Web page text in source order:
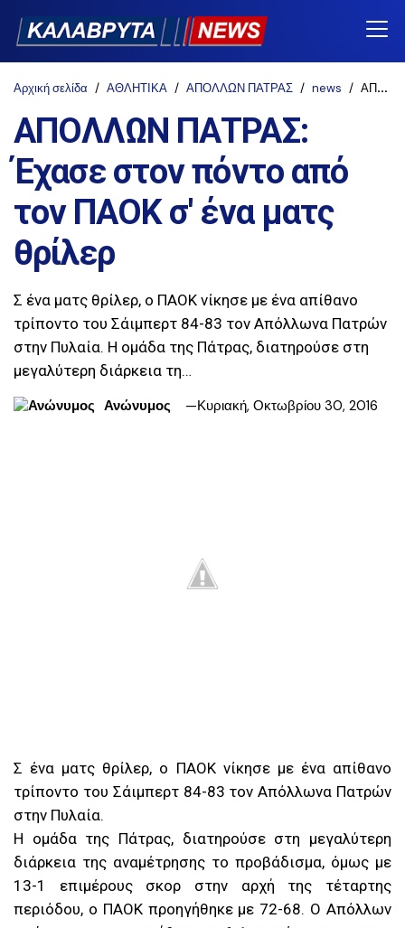
Αρχική σελίδα ΑΘΛΗΤΙΚΑ ΑΠΟΛΛΩΝ ΠΑΤΡΑΣ news ΑΠΟΛΛΩΝ ΠΑΤΡΑΣ: Έχασε στον πόντο από τον ΠΑΟΚ σ' ένα ματς θρίλερ
ΑΠΟΛΛΩΝ ΠΑΤΡΑΣ:
Έχασε στον πόντο από
τον ΠΑΟΚ σ' ένα ματς
θρίλερ
Σ ένα ματς θρίλερ, ο ΠΑΟΚ νίκησε με ένα απίθανο
τρίποντο του Σάιμπερτ 84-83 τον Απόλλωνα Πατρών
στην Πυλαία. Η ομάδα της Πάτρας, διατηρούσε στη
μεγαλύτερη διάρκεια τη…
Ανώνυμος
Κυριακή, Οκτωβρίου 30, 2016
Σ ένα ματς θρίλερ, ο ΠΑΟΚ νίκησε με ένα απίθανο
τρίποντο του Σάιμπερτ 84-83 τον Απόλλωνα Πατρών
στην Πυλαία.
Η ομάδα της Πάτρας, διατηρούσε στη μεγαλύτερη
διάρκεια της αναμέτρησης το προβάδισμα, όμως με
13-1 επιμέρους σκορ στην αρχή της τέταρτης
περιόδου, ο ΠΑΟΚ προηγήθηκε με 72-68. Ο Απόλλων